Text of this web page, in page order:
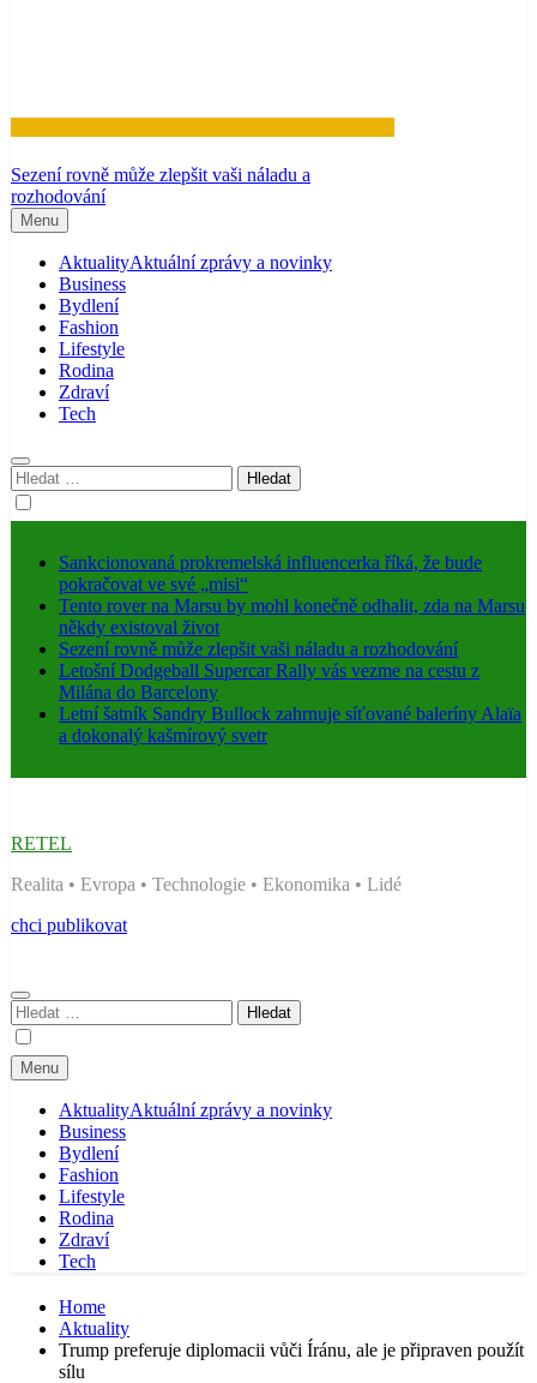
Sezení rovně může zlepšit vaši náladu a
rozhodování
Menu
AktualityAktuální zprávy a novinky
Business
Bydlení
Fashion
Lifestyle
Rodina
Zdraví
Tech
Vyhledávání
Sankcionovaná prokremelská influencerka říká, že bude
pokračovat ve své „misi“
Tento rover na Marsu by mohl konečně odhalit, zda na Marsu
někdy existoval život
Sezení rovně může zlepšit vaši náladu a rozhodování
Letošní Dodgeball Supercar Rally vás vezme na cestu z
Milána do Barcelony
Letní šatník Sandry Bullock zahrnuje síťované baleríny Alaïa
a dokonalý kašmírový svetr
RETEL
Realita • Evropa • Technologie • Ekonomika • Lidé
chci publikovat
Vyhledávání
Menu
AktualityAktuální zprávy a novinky
Business
Bydlení
Fashion
Lifestyle
Rodina
Zdraví
Tech
Home
Aktuality
Trump preferuje diplomacii vůči Íránu, ale je připraven použít
sílu